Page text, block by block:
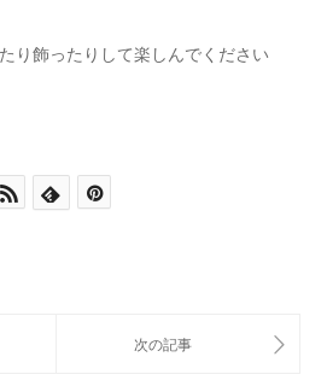
り飾ったりして楽しんでください